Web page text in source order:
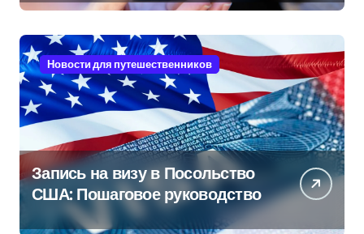
Новости для путешественников
Запись на визу в Посольство
США: Пошаговое руководство